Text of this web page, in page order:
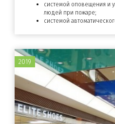
системой оповещения и
людей при пожаре;
системой
2019